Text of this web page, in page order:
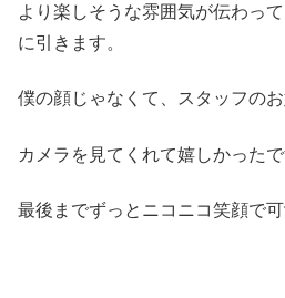
より楽しそうな雰囲気が伝わっ
に引きます。
僕の顔じゃなくて、スタッフの
カメラを見てくれて嬉しかったで
最後までずっとニコニコ笑顔で可